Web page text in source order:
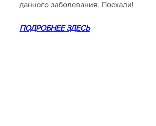
данного заболевания. Поехали!
ПОДРОБНЕЕ ЗДЕСЬ